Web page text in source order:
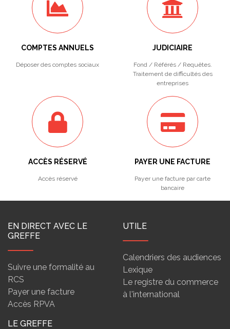
COMPTES ANNUELS
Déposer des comptes sociaux
JUDICIAIRE
Fond / Référés / Requêtes.
Traitement de difficultés des
entreprises
ACCÈS RÉSERVÉ
Accès réservé
PAYER UNE FACTURE
Payer une facture par carte
bancaire
EN DIRECT AVEC LE
GREFFE
Suivre une formalité au
RCS
Payer une facture
Accès RPVA
UTILE
Calendriers des audiences
Lexique
Le registre du commerce
à l'international
LE GREFFE